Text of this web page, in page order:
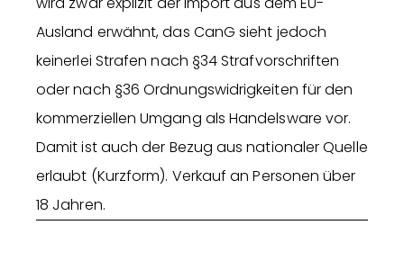
Ausland erwähnt, das CanG sieht jedoch
keinerlei Strafen nach §34 Strafvorschriften
oder nach §36 Ordnungswidrigkeiten für den
kommerziellen Umgang als Handelsware vor.
Damit ist auch der Bezug aus nationaler Quelle
erlaubt (Kurzform). Verkauf an Personen über
18 Jahren.